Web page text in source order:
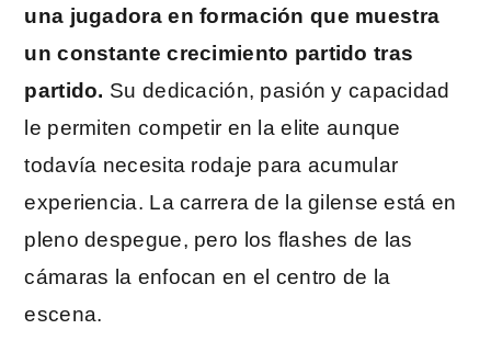
una jugadora en formación que muestra
un constante crecimiento partido tras
partido. Su dedicación, pasión y capacidad
le permiten competir en la elite aunque
todavía necesita rodaje para acumular
experiencia. La carrera de la gilense está en
pleno despegue, pero los flashes de las
cámaras la enfocan en el centro de la
escena.